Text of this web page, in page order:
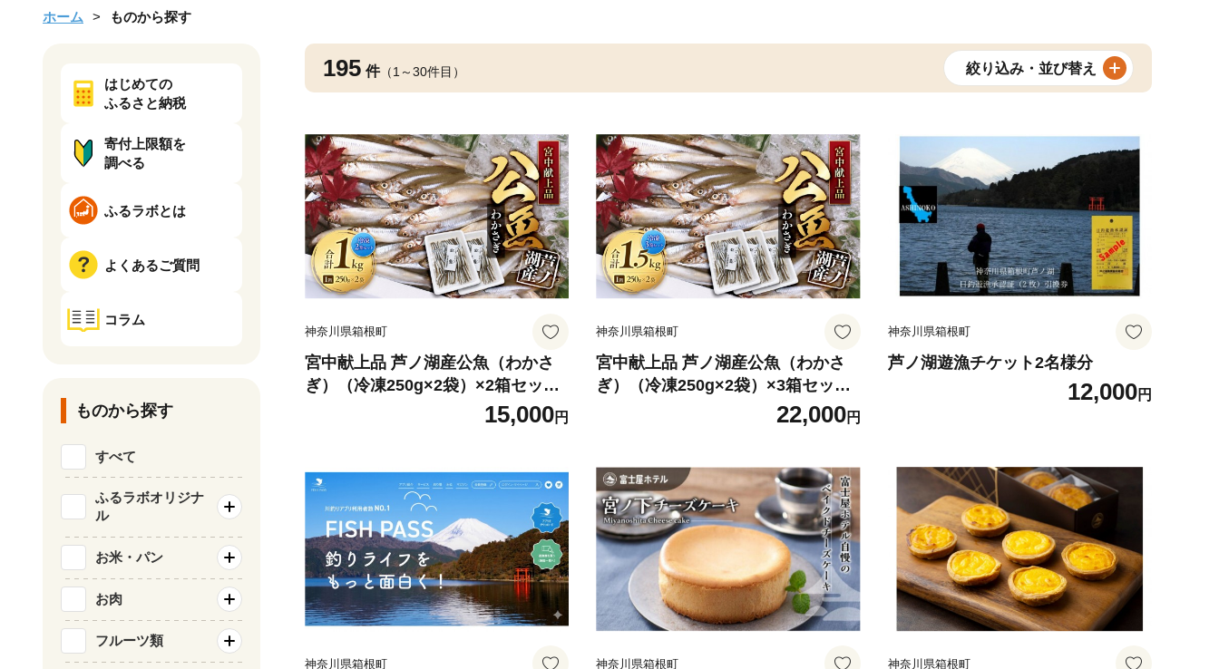
ホーム ものから探す
195 件（1～30件目） 絞り込み・並び替え
神奈川県箱根町
宮中献上品 芦ノ湖産公魚（わかさ
ぎ）（冷凍250g×2袋）×2箱セット
15,000円
神奈川県箱根町
宮中献上品 芦ノ湖産公魚（わかさ
ぎ）（冷凍250g×2袋）×3箱セット
22,000円
神奈川県箱根町
芦ノ湖遊漁チケット2名様分
12,000円
神奈川県箱根町 神奈川県箱根町 神奈川県箱根町
はじめての
ふるさと納税
寄付上限額を
調べる
ふるラボとは
よくあるご質問
コラム
ものから探す
すべて
ふるラボオリジナ
ル
お米・パン
お肉
フルーツ類